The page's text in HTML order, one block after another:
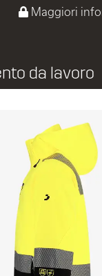
Maggiori
da lavoro